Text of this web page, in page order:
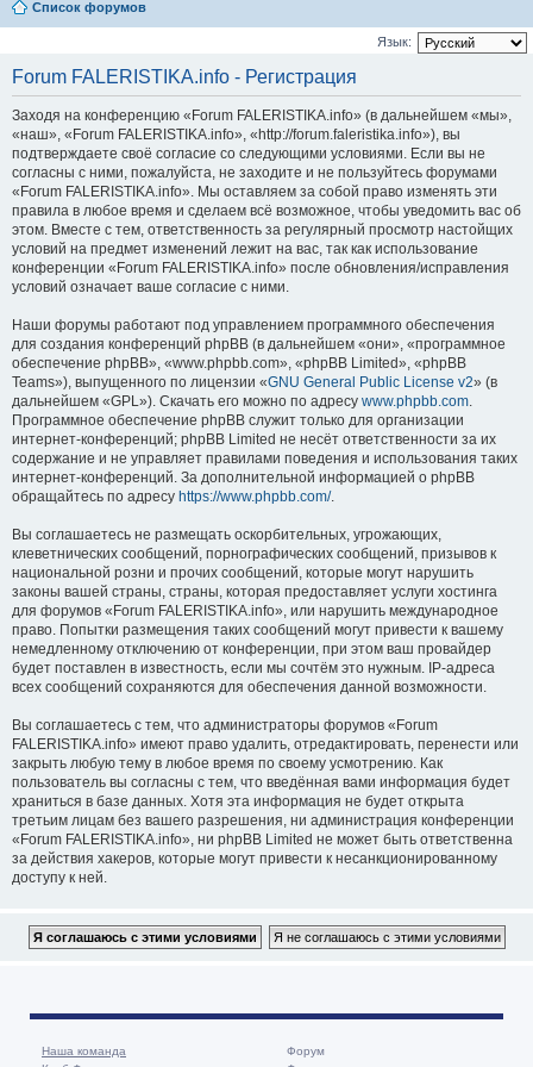
Список форумов
Язык:
Forum FALERISTIKA.info - Регистрация
Заходя на конференцию «Forum FALERISTIKA.info» (в дальнейшем «мы»,
«наш», «Forum FALERISTIKA.info», «http://forum.faleristika.info»), вы
подтверждаете своё согласие со следующими условиями. Если вы не
согласны с ними, пожалуйста, не заходите и не пользуйтесь форумами
«Forum FALERISTIKA.info». Мы оставляем за собой право изменять эти
правила в любое время и сделаем всё возможное, чтобы уведомить вас об
этом. Вместе с тем, ответственность за регулярный просмотр настойщих
условий на предмет изменений лежит на вас, так как использование
конференции «Forum FALERISTIKA.info» после обновления/исправления
условий означает ваше согласие с ними.
Наши форумы работают под управлением программного обеспечения
для создания конференций phpBB (в дальнейшем «они», «программное
обеспечение phpBB», «www.phpbb.com», «phpBB Limited», «phpBB
Teams»), выпущенного по лицензии «GNU General Public License v2» (в
дальнейшем «GPL»). Скачать его можно по адресу www.phpbb.com.
Программное обеспечение phpBB служит только для организации
интернет-конференций; phpBB Limited не несёт ответственности за их
содержание и не управляет правилами поведения и использования таких
интернет-конференций. За дополнительной информацией о phpBB
обращайтесь по адресу https://www.phpbb.com/.
Вы соглашаетесь не размещать оскорбительных, угрожающих,
клеветнических сообщений, порнографических сообщений, призывов к
национальной розни и прочих сообщений, которые могут нарушить
законы вашей страны, страны, которая предоставляет услуги хостинга
для форумов «Forum FALERISTIKA.info», или нарушить международное
право. Попытки размещения таких сообщений могут привести к вашему
немедленному отключению от конференции, при этом ваш провайдер
будет поставлен в известность, если мы сочтём это нужным. IP-адреса
всех сообщений сохраняются для обеспечения данной возможности.
Вы соглашаетесь с тем, что администраторы форумов «Forum
FALERISTIKA.info» имеют право удалить, отредактировать, перенести или
закрыть любую тему в любое время по своему усмотрению. Как
пользователь вы согласны с тем, что введённая вами информация будет
храниться в базе данных. Хотя эта информация не будет открыта
третьим лицам без вашего разрешения, ни администрация конференции
«Forum FALERISTIKA.info», ни phpBB Limited не может быть ответственна
за действия хакеров, которые могут привести к несанкционированному
доступу к ней.
Наша команда
Форум